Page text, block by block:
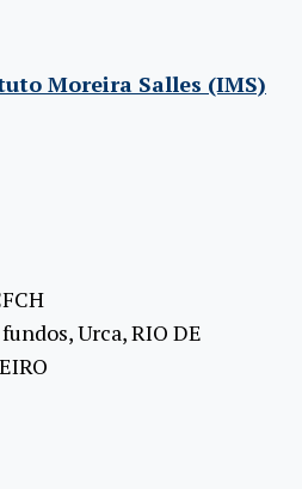
Moreira Salles (IMS)
Urca, RIO DE